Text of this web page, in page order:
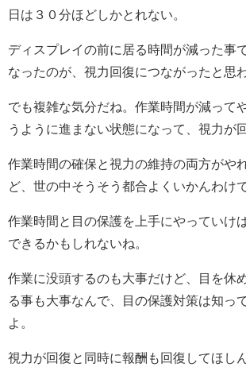
日は３０分ほどしかとれない。
ディスプレイの前に居る時間が減った事
なったのが、視力回復につながったと思
でも複雑な気分だね。作業時間が減って
うように進まない状態になって、視力が
作業時間の確保と視力の維持の両方がや
ど、世の中そうそう都合よくいかんわけ
作業時間と目の保護を上手にやっていけ
できるかもしれないね。
作業に没頭するのも大事だけど、目を休
る事も大事なんで、目の保護対策は知っ
よ。
視力が回復と同時に報酬も回復してほし